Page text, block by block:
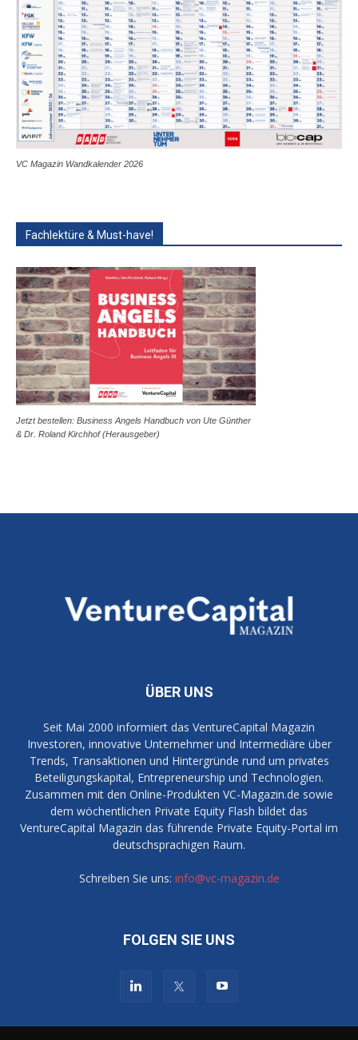
VC Magazin Wandkalender 2026
Fachlektüre & Must-have!
Jetzt bestellen: Business Angels Handbuch von Ute Günther
& Dr. Roland Kirchhof (Herausgeber)
ÜBER UNS
Seit Mai 2000 informiert das VentureCapital Magazin
Investoren, innovative Unternehmer und Intermediäre über
Trends, Transaktionen und Hintergründe rund um privates
Beteiligungskapital, Entrepreneurship und Technologien.
Zusammen mit den Online-Produkten VC-Magazin.de sowie
dem wöchentlichen Private Equity Flash bildet das
VentureCapital Magazin das führende Private Equity-Portal im
deutschsprachigen Raum.
Schreiben Sie uns: info@vc-magazin.de
FOLGEN SIE UNS